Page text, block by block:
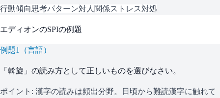
行動傾向思考パターン対人関係ストレス対処
エディオンのSPIの例題
例題1 （言語）
「斡旋」の読み方として正しいものを選びなさい。
ポイント: 漢字の読みは頻出分野。日頃から難読漢字に触れて